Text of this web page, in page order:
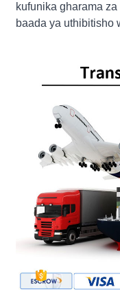
kufunika gharama
baada ya uthibitisho